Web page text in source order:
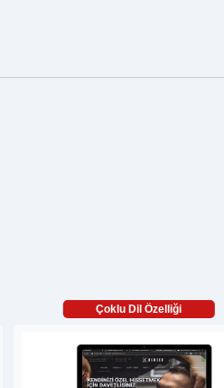
Çoklu Dil Özelliği